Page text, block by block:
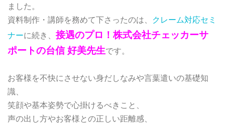
ました。
資料制作・講師を務めて下さったのは、 クレーム対応セミ
ナーに続き、 接遇のプロ！株式会社チェッカーサ
ポートの台信 好美先生です。
お客様を不快にさせない身だしなみや言葉遣いの基礎知
識、
笑顔や基本姿勢で心掛けるべきこと、
声の出し方やお客様との正しい距離感、